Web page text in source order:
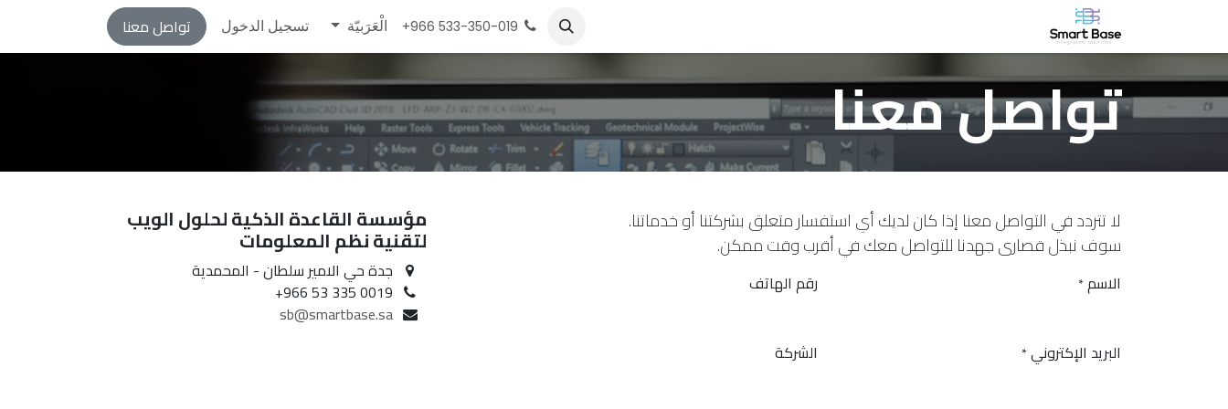
تخطي للذهاب إلى المحتوى
احصل على استشاره مجانيه المساعدة الفعاليات الدورات الوظائف تواصل معنا +966 533-350-019 الْعَرَبيّة تسجيل الدخول تواصل معنا
تواصل معنا
لا تتردد في التواصل معنا إذا كان لديك أي استفسار متعلق بشركتنا أو خدماتنا.
سوف نبذل قصارى جهدنا للتواصل معك في أقرب وقت ممكن.
الاسم* رقم الهاتف
البريد الإكتروني* الشركة
مؤسسة القاعدة الذكية لحلول الويب
لتقنية نظم المعلومات
جدة حي الامير سلطان - المحمدية
+966 53 335 0019
sb@smartbase.sa